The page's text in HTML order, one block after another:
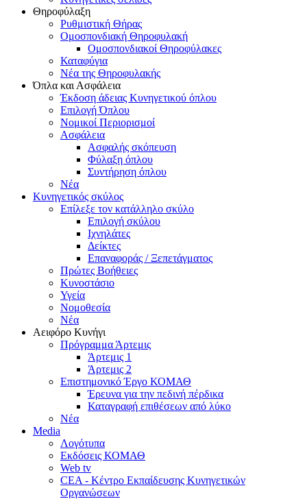
Θηροφύλαξη
Ρυθμιστική Θήρας
Ομοσπονδιακή Θηροφυλακή
Oμοσπονδιακοί Θηροφύλακες
Καταφύγια
Νέα της Θηροφυλακής
Όπλα και Ασφάλεια
Έκδοση άδειας Κυνηγετικού όπλου
Επιλογή Όπλου
Νομικοί Περιορισμοί
Ασφάλεια
Ασφαλής σκόπευση
Φύλαξη όπλου
Συντήρηση όπλου
Νέα
Κυνηγετικός σκύλος
Επίλεξε τον κατάλληλο σκύλο
Επιλογή σκύλου
Ιχνηλάτες
Δείκτες
Επαναφοράς / Ξεπετάγματος
Πρώτες Βοήθειες
Κυνοστάσιο
Υγεία
Νομοθεσία
Νέα
Αειφόρο Κυνήγι
Πρόγραμμα Άρτεμις
Άρτεμις 1
Άρτεμις 2
Επιστημονικό Έργο ΚΟΜΑΘ
Έρευνα για την πεδινή πέρδικα
Καταγραφή επιθέσεων από λύκο
Νέα
Media
Λογότυπα
Εκδόσεις ΚΟΜΑΘ
Web tv
CEA - Κέντρο Εκπαίδευσης Κυνηγετικών
Οργανώσεων